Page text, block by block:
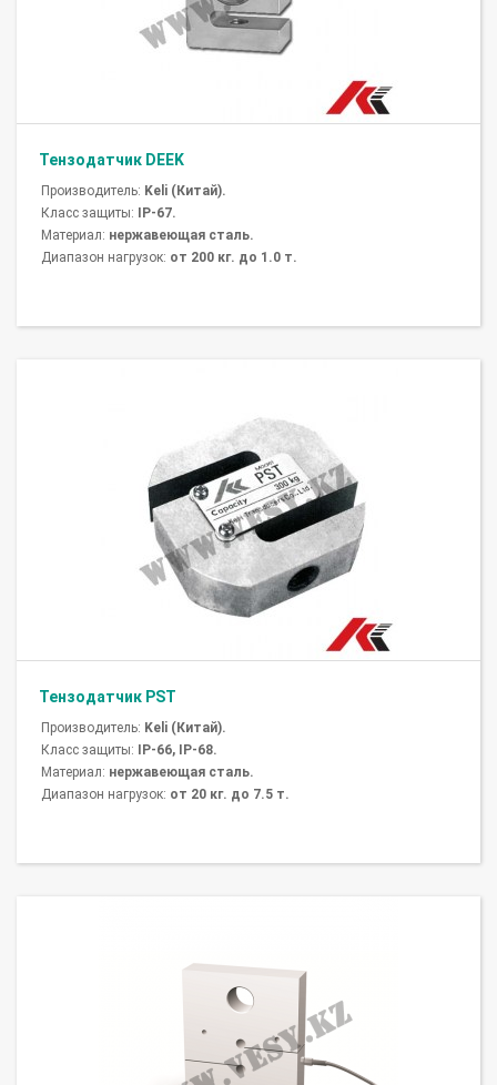
Тензодатчик DEEK
Производитель: Keli (Китай).
Класс защиты:
IP-67.
Материал: нержавеющая сталь.
Диапазон нагрузок: от 200 кг. до 1.0 т.
Тензодатчик PST
Производитель: Keli (Китай).
Класс защиты:
IP-66, IP-68.
Материал: нержавеющая сталь.
Диапазон нагрузок: от 20 кг. до 7.5 т.